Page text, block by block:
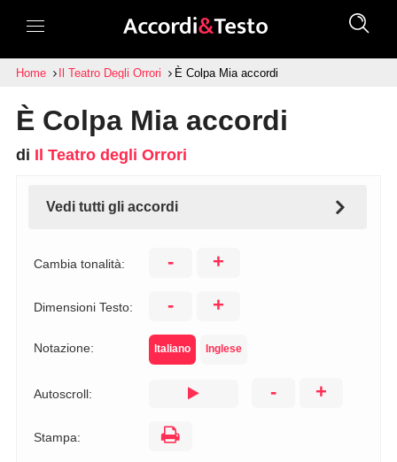
Home Il Teatro Degli Orrori È Colpa Mia accordi
È Colpa Mia accordi
di Il Teatro degli Orrori
Vedi tutti gli accordi
Cambia tonalità: - +
Dimensioni Testo: - +
Notazione: Italiano Inglese
Autoscroll: - +
Stampa: